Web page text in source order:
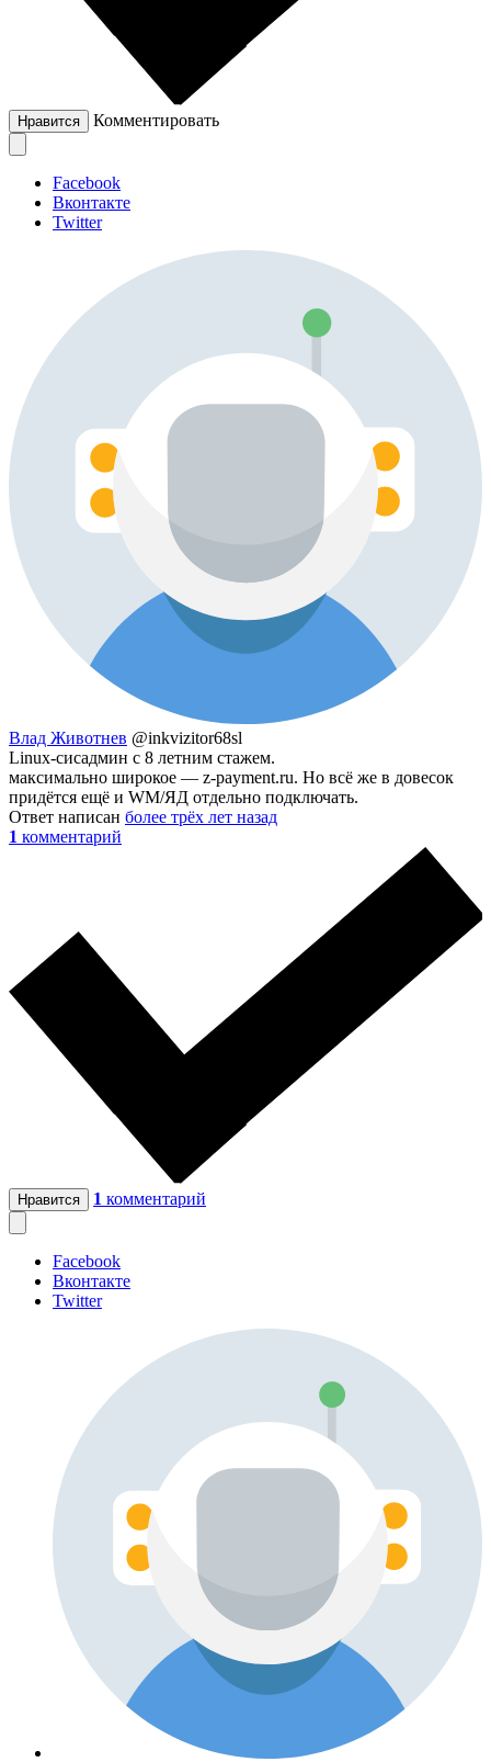
Нравится Комментировать
Facebook
Вконтакте
Twitter
Влад Животнев @inkvizitor68sl
Linux-сисадмин с 8 летним стажем.
максимально широкое — z-payment.ru. Но всё же в довесок
придётся ещё и WM/ЯД отдельно подключать.
Ответ написан более трёх лет назад
1 комментарий
Нравится 1 комментарий
Facebook
Вконтакте
Twitter